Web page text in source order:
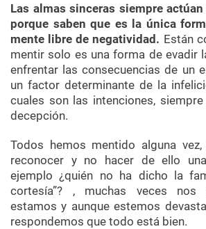
Las almas sinceras siempre
porque saben que es la única
mente libre de negatividad. Están
mentir solo es una forma de evadir
enfrentar las consecuencias de un
un factor determinante de la
cuales son las intenciones,
decepción.
Todos hemos mentido alguna
reconocer y no hacer de ello
ejemplo ¿quién no ha dicho la
cortesía”? , muchas veces nos
estamos y aunque estemos
respondemos que todo está bien.